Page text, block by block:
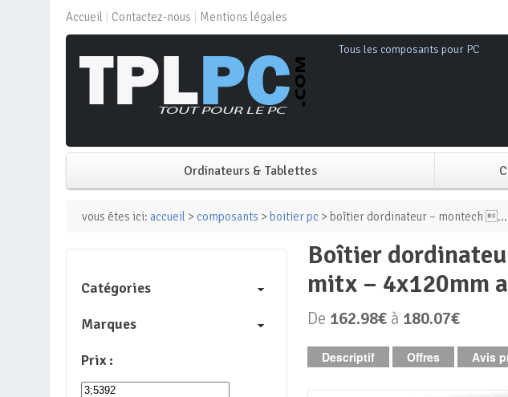
Accueil Contactez-nous Mentions légales
Tous les composants pour PC
Ordinateurs & Tablettes
PC de bureau
Mini PC
PC Tout-en-un
Boitier PC
Carte
Mémoire
vous êtes ici: accueil > composants > boitier pc > boîtier dordinateur – montech ...
boîtier dordinateur – montech – king 95 pro – blanc – atx matx
mitx – 4x120mm
De 162.98€ à 180.07€
Descriptif Offres Avis
Catégories
Marques
Prix :